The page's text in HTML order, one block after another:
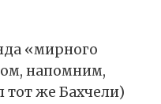
«мирного
напомним,
тот же Бахчели)